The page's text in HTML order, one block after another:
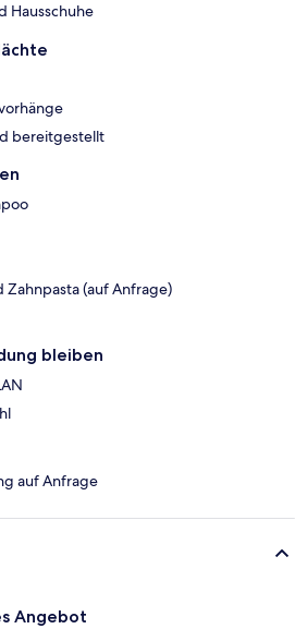
Hausschuhe
bereitgestellt
Zahnpasta (auf Anfrage)
bleiben
auf Anfrage
Angebot